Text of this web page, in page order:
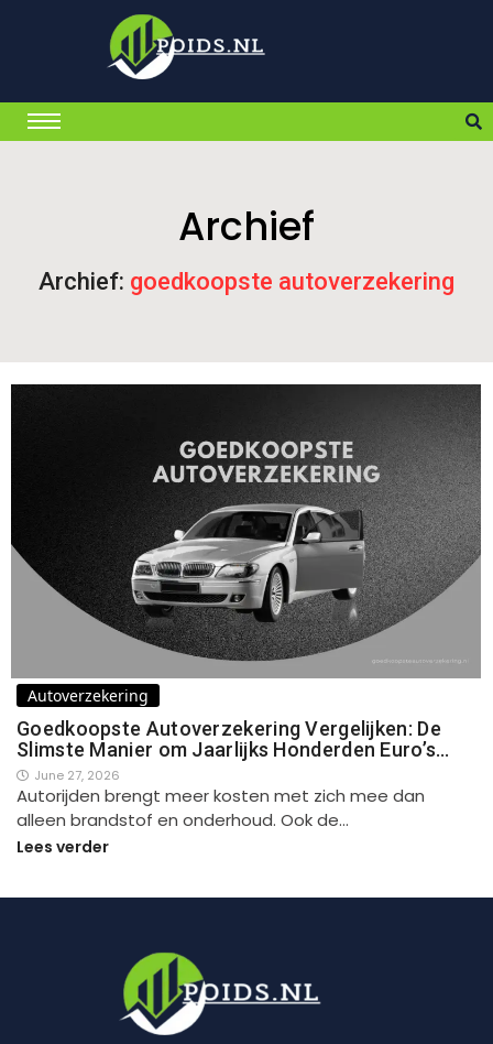
Archief
Archief: goedkoopste autoverzekering
Autoverzekering
Goedkoopste Autoverzekering Vergelijken: De
Slimste Manier om Jaarlijks Honderden Euro’s…
June 27, 2026
Autorijden brengt meer kosten met zich mee dan
alleen brandstof en onderhoud. Ook de…
Lees verder